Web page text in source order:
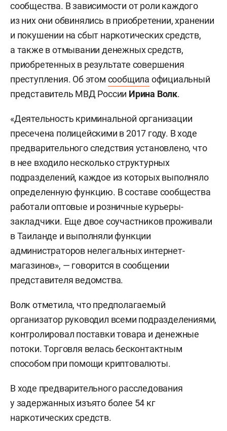
сообщества. В зависимости от роли каждого
из них они обвинялись в приобретении, хранении
и покушении на сбыт наркотических средств,
а также в отмывании денежных средств,
приобретенных в результате совершения
преступления. Об этом сообщила официальный
представитель МВД России Ирина Волк.
«Деятельность криминальной организации
пресечена полицейскими в 2017 году. В ходе
предварительного следствия установлено, что
в нее входило несколько структурных
подразделений, каждое из которых выполняло
определенную функцию. В составе сообщества
работали оптовые и розничные курьеры-
закладчики. Еще двое соучастников проживали
в Таиланде и выполняли функции
администраторов нелегальных интернет-
магазинов», — говорится в сообщении
представителя ведомства.
Волк отметила, что предполагаемый
организатор руководил всеми подразделениями,
контролировал поставки товара и денежные
потоки. Торговля велась бесконтактным
способом при помощи криптовалюты.
В ходе предварительного расследования
у задержанных изъято более 54 кг
наркотических средств.